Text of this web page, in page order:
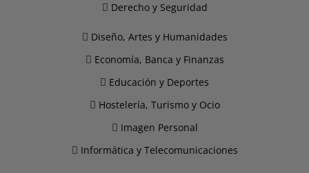
Derecho y Seguridad
Diseño, Artes y Humanidades
Economía, Banca y Finanzas
Educación y Deportes
Hostelería, Turismo y Ocio
Imagen Personal
Informática y Telecomunicaciones